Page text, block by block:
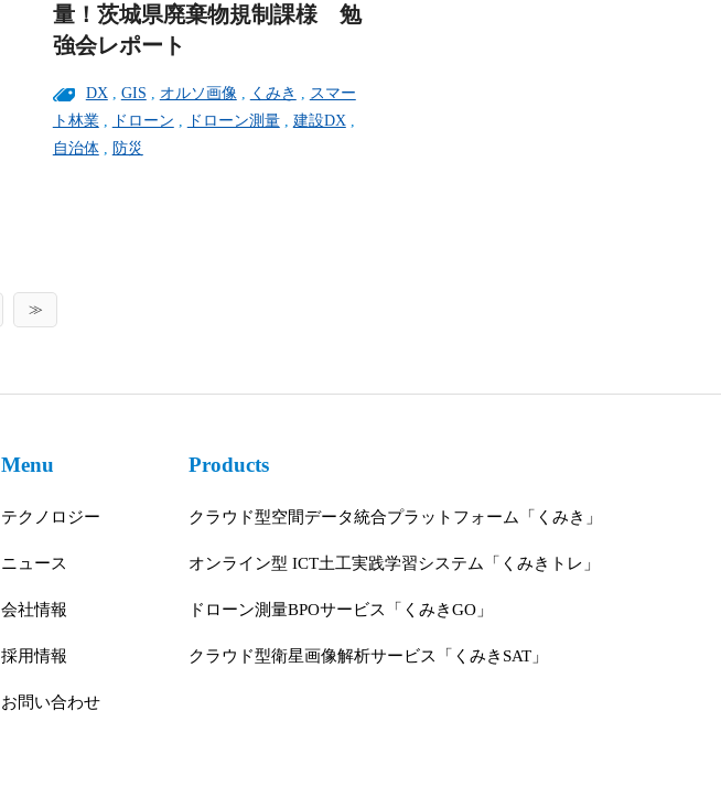
量！茨城県廃棄物規制課様 勉
強会レポート
DX, GIS オルソ画像 くみき
スマー
ト林業, ドローン ドローン測量, 建設DX,
自治体, 防災
≫
Products
クラウド型空間データ統合プラットフォーム「くみき」
オンライン型 ICT土工実践学習システム「くみきトレ」
ドローン測量BPOサービス「くみきGO」
クラウド型衛星画像解析サービス「くみきSAT」
Menu
テクノロジー
ニュース
会社情報
採用情報
お問い合わせ